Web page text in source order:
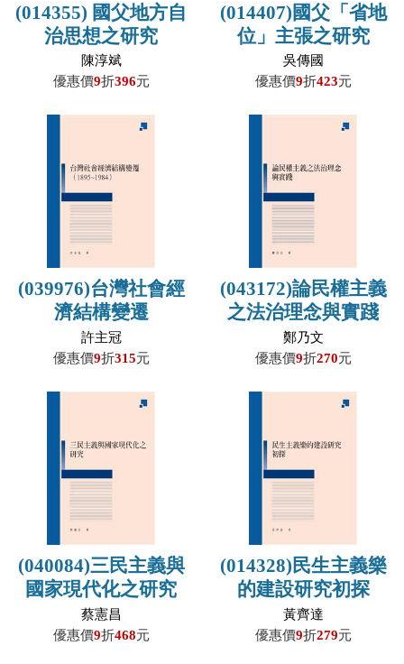
(014355) 國父地方自
治思想之研究
陳淳斌
優惠價9折396元
(014407)國父「省地
位」主張之研究
吳傳國
優惠價9折423元
(039976)台灣社會經
濟結構變遷
(1895~1984)
許主冠
優惠價9折315元
(043172)論民權主義
之法治理念與實踐
鄭乃文
優惠價9折270元
(040084)三民主義與
國家現代化之研究
蔡憲昌
優惠價9折468元
(014328)民生主義樂
的建設研究初探
黃齊達
優惠價9折279元